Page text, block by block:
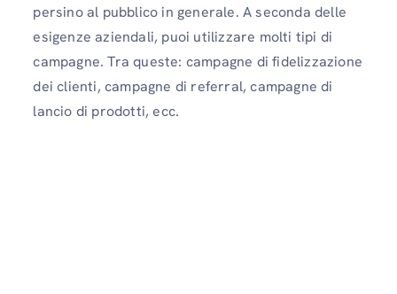
persino al pubblico in generale. A seconda delle
esigenze aziendali, puoi utilizzare molti tipi di
campagne. Tra queste: campagne di fidelizzazione
dei clienti, campagne di referral, campagne di
lancio di prodotti, ecc.